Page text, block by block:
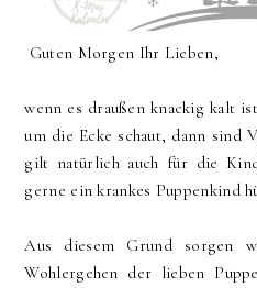
Guten Morgen Ihr Lieben,
wenn es draußen knackig kalt
um die Ecke schaut, dann sind
gilt natürlich auch für die
gerne ein krankes Puppenkind
Aus diesem Grund sorgen
Wohlergehen der lieben